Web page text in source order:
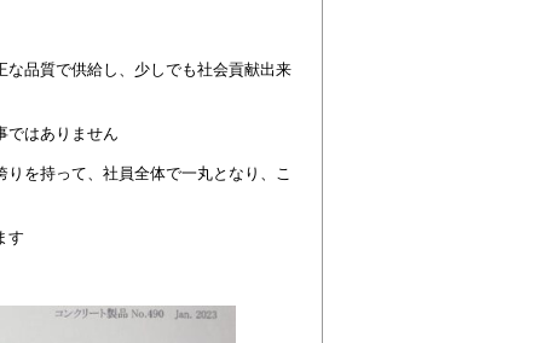
な品質で供給し、少しでも社会貢献出来
ではありません
を持って、社員全体で一丸となり、こ
す